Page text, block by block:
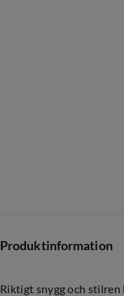
Produktinformation
Riktigt snygg och stilren